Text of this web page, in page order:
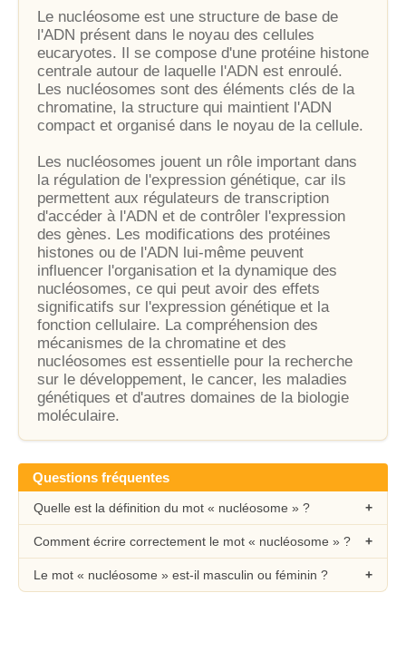
Le nucléosome est une structure de base de
l'ADN présent dans le noyau des cellules
eucaryotes. Il se compose d'une protéine histone
centrale autour de laquelle l'ADN est enroulé.
Les nucléosomes sont des éléments clés de la
chromatine, la structure qui maintient l'ADN
compact et organisé dans le noyau de la cellule.
Les nucléosomes jouent un rôle important dans
la régulation de l'expression génétique, car ils
permettent aux régulateurs de transcription
d'accéder à l'ADN et de contrôler l'expression
des gènes. Les modifications des protéines
histones ou de l'ADN lui-même peuvent
influencer l'organisation et la dynamique des
nucléosomes, ce qui peut avoir des effets
significatifs sur l'expression génétique et la
fonction cellulaire. La compréhension des
mécanismes de la chromatine et des
nucléosomes est essentielle pour la recherche
sur le développement, le cancer, les maladies
génétiques et d'autres domaines de la biologie
moléculaire.
Questions fréquentes
Quelle est la définition du mot « nucléosome » ?
Comment écrire correctement le mot « nucléosome » ?
Le mot « nucléosome » est-il masculin ou féminin ?